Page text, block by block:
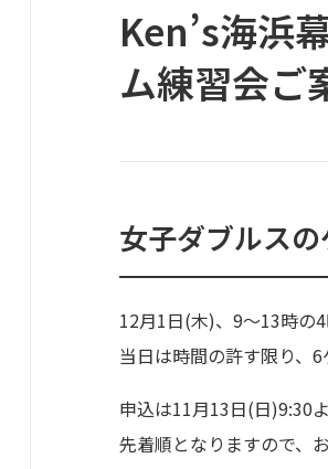
Ken’s海浜
ム練習会
女子ダブルス
12月1日(木)、9〜13時の
当日は時間の許す限り、6
申込は11月13日(日)9:30
先着順となりますので、